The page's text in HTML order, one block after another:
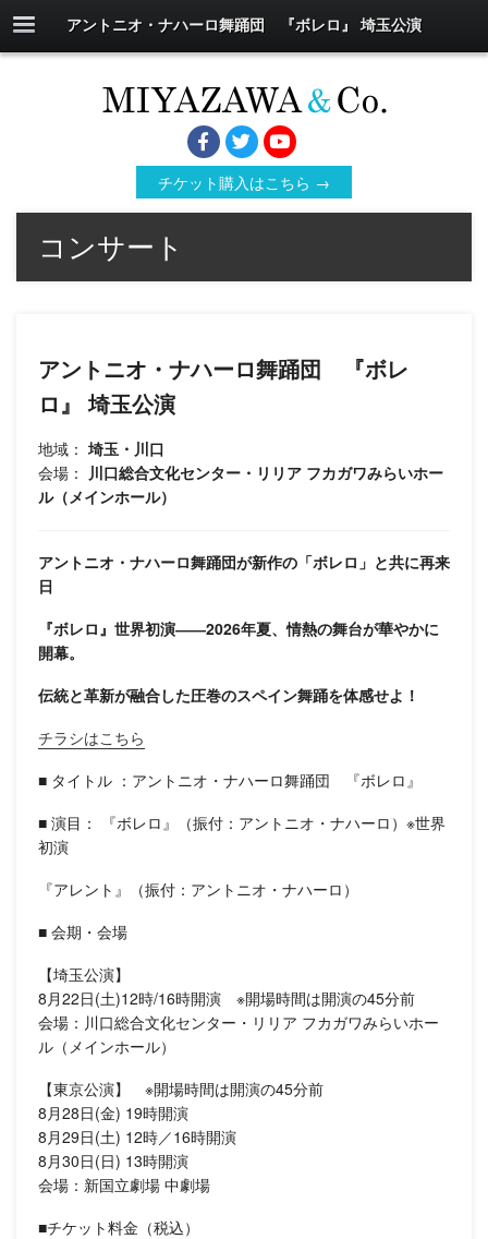
アントニオ・ナハーロ舞踊団 『ボレロ』 埼玉公演
チケット購入はこちら →
コンサート
アントニオ・ナハーロ舞踊団 『ボレ
ロ』 埼玉公演
地域： 埼玉・川口
会場： 川口総合文化センター・リリア フカガワみらいホー
ル（メインホール）
アントニオ・ナハーロ舞踊団が新作の「ボレロ」と共に再来
日
『ボレロ』世界初演――2026年夏、情熱の舞台が華やかに
開幕。
伝統と革新が融合した圧巻のスペイン舞踊を体感せよ！
チラシはこちら
■ タイトル ：アントニオ・ナハーロ舞踊団 『ボレロ』
■ 演目： 『ボレロ』（振付：アントニオ・ナハーロ）※世界
初演
『アレント』（振付：アントニオ・ナハーロ）
■ 会期・会場
【埼玉公演】
8月22日(土)12時/16時開演 ※開場時間は開演の45分前
会場：川口総合文化センター・リリア フカガワみらいホー
ル（メインホール）
【東京公演】 ※開場時間は開演の45分前
8月28日(金) 19時開演
8月29日(土) 12時／16時開演
8月30日(日) 13時開演
会場：新国立劇場 中劇場
■チケット料金（税込）